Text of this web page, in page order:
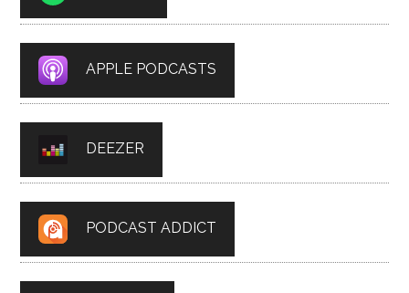
APPLE PODCASTS
DEEZER
PODCAST ADDICT